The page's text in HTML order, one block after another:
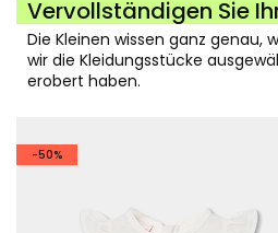
Vervollständigen Sie
Die Kleinen wissen ganz genau,
wir die Kleidungsstücke
erobert haben.
-50%